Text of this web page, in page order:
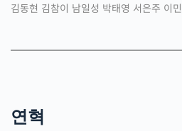
김동현 김참이 남일성 박태영 서은주 이
연혁